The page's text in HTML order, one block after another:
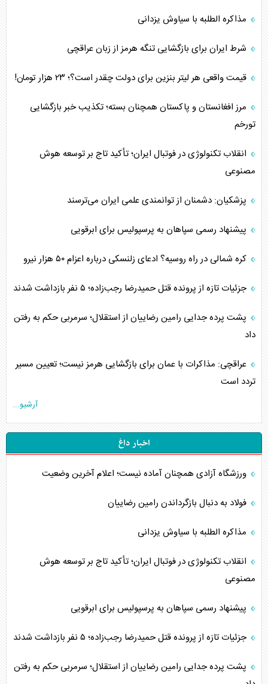
مذاکره الطلبه با سیاوش یزدانی
شرط ایران برای بازگشایی تنگه هرمز از زبان عراقچی
قیمت واقعی هر لیتر بنزین برای دولت چقدر است؟؛ ۲۳ هزار تومان!
مرز افغانستان و پاکستان همچنان بسته؛ تکذیب خبر بازگشایی
تورخم
انقلاب تکنولوژی در فوتبال ایران؛ تأکید تاج بر توسعه هوش
مصنوعی
پزشکیان: دشمنان از توانمندی علمی ایران می‌ترسند
پیشنهاد رسمی سپاهان به پرسپولیس برای ابرقویی
کره شمالی در راه روسیه؟ ادعای زلنسکی درباره اعزام ۵۰ هزار نیرو
جزئیات تازه از پرونده قتل حمیدرضا رجب‌زاده؛ ۵ نفر بازداشت شدند
پشت پرده جدایی رامین رضاییان از استقلال؛ سرمربی حکم به رفتن
داد
عراقچی: مذاکرات با عمان برای بازگشایی هرمز نیست؛ تعیین مسیر
تردد است
آرشیو...
اخبار داغ
ورزشگاه آزادی همچنان آماده نیست؛ اعلام آخرین وضعیت
فولاد به دنبال بازگرداندن رامین رضاییان
مذاکره الطلبه با سیاوش یزدانی
انقلاب تکنولوژی در فوتبال ایران؛ تأکید تاج بر توسعه هوش
مصنوعی
پیشنهاد رسمی سپاهان به پرسپولیس برای ابرقویی
جزئیات تازه از پرونده قتل حمیدرضا رجب‌زاده؛ ۵ نفر بازداشت شدند
پشت پرده جدایی رامین رضاییان از استقلال؛ سرمربی حکم به رفتن